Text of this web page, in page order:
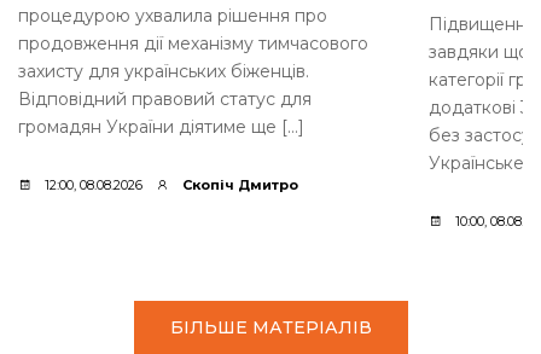
процедурою ухвалила рішення про
продовження дії механізму тимчасового
захисту для українських біженців.
Відповідний правовий статус для
громадян України діятиме ще […]
12:00, 08.08.2026 Скопіч Дмитро
Підвищення
завдяки
категорії
додаткові
без
Українське
10:00,
БІЛЬШЕ МАТЕРІАЛІВ